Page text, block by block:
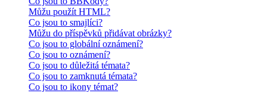
Můžu použít HTML?
Co jsou to smajlíci?
Můžu do příspěvků přidávat obrázky?
Co jsou to globální oznámení?
Co jsou to oznámení?
Co jsou to důležitá témata?
Co jsou to zamknutá témata?
Co jsou to ikony témat?